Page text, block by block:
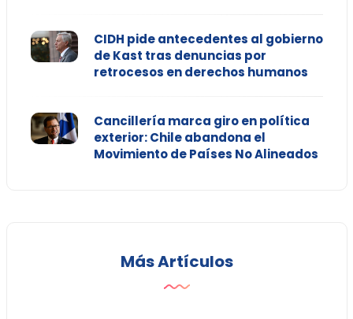
CIDH pide antecedentes al gobierno
de Kast tras denuncias por
retrocesos en derechos humanos
Cancillería marca giro en política
exterior: Chile abandona el
Movimiento de Países No Alineados
Más Artículos